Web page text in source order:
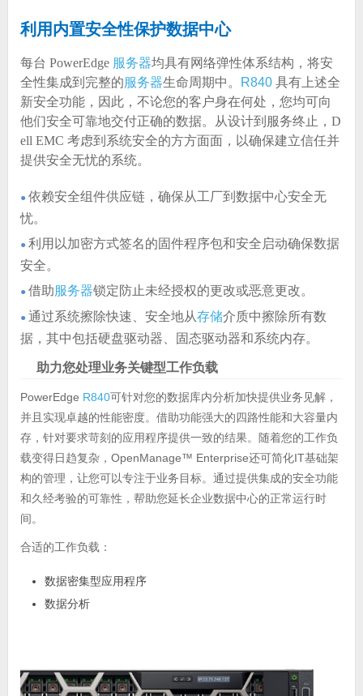
利用内置安全性保护数据中心
每台 PowerEdge 服务器均具有网络弹性体系结构，将安
全性集成到完整的服务器生命周期中。 R840具有上述全
新安全功能，因此，不论您的客户身在何处，您均可向
他们安全可靠地交付正确的数据。从设计到服务终止，D
ell EMC 考虑到系统安全的方方面面，以确保建立信任并
提供安全无忧的系统。
● 依赖安全组件供应链，确保从工厂到数据中心安全无
忧。
● 利用以加密方式签名的固件程序包和安全启动确保数据
安全。
● 借助服务器锁定防止未经授权的更改或恶意更改。
● 通过系统擦除快速、安全地从存储介质中擦除所有数
据，其中包括硬盘驱动器、固态驱动器和系统内存。
助力您处理业务关键型工作负载
PowerEdge R840可针对您的数据库内分析加快提供业务见解，
并且实现卓越的性能密度。借助功能强大的四路性能和大容量内
存，针对要求苛刻的应用程序提供一致的结果。随着您的工作负
载变得日趋复杂，OpenManage™ Enterprise还可简化IT基础架
构的管理，让您可以专注于业务目标。通过提供集成的安全功能
和久经考验的可靠性，帮助您延长企业数据中心的正常运行时
间。
合适的工作负载：
数据密集型应用程序
数据分析